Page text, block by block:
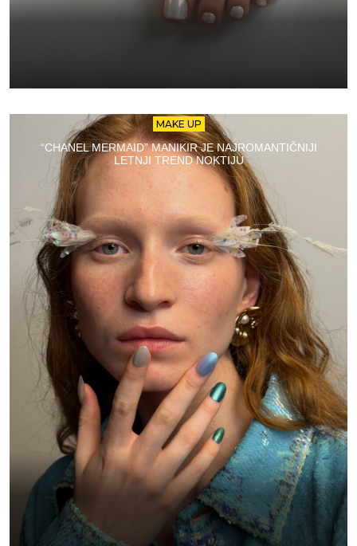
MAKE UP
“CHANEL MERMAID” MANIKIR JE NAJROMANTIČNIJI
LETNJI TREND NOKTIJU